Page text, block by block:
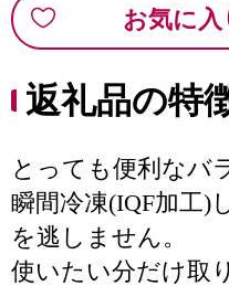
お気に
返礼品の特
とっても便利なバ
瞬間冷凍(IQF加工)
を逃しません。
使いたい分だけ取